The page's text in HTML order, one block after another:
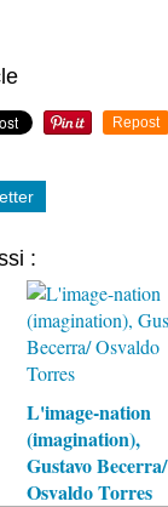
Repost
:
L'image-nation
(imagination),
Gustavo Becerra/
Osvaldo Torres